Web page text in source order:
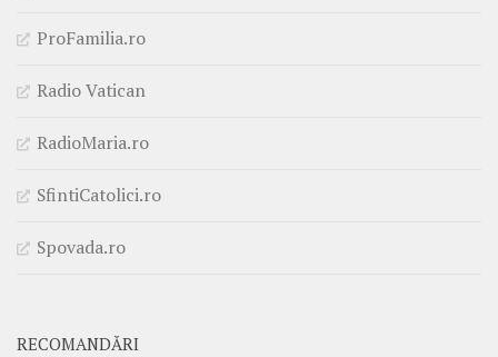
ProFamilia.ro
Radio Vatican
RadioMaria.ro
SfintiCatolici.ro
Spovada.ro
RECOMANDĂRI